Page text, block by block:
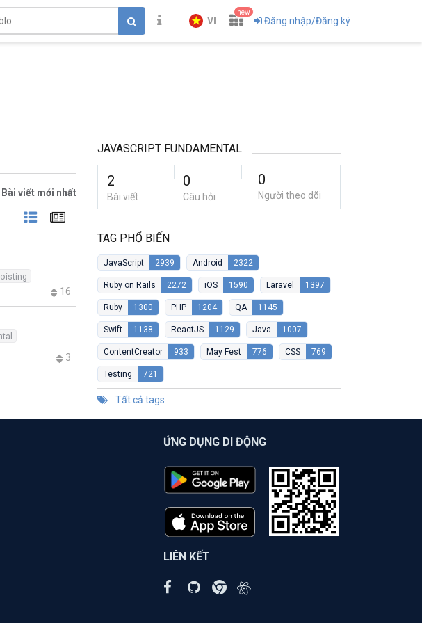
VI
new
Đăng nhập/Đăng ký
Bài viết mới nhất
16
3
JAVASCRIPT FUNDAMENTAL
2
Bài viết
0
Câu hỏi
0
Người theo dõi
TAG PHỔ BIẾN
JavaScript 2939 Android 2322
Ruby on Rails 2272 iOS 1590 Laravel 1397
Ruby 1300 PHP 1204 QA 1145
Swift 1138 ReactJS 1129 Java 1007
ContentCreator 933 May Fest 776 CSS 769
Testing 721
Tất cả tags
ỨNG DỤNG DI ĐỘNG
LIÊN KẾT